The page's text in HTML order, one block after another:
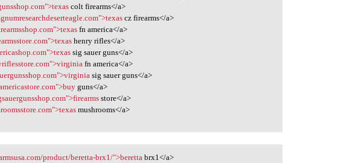
colt firearms</a>
cz firearms</a>
fn america</a>
henry rifles</a>
sig sauer guns</a>
fn america</a>
sig sauer guns</a>
guns</a>
store</a>
mushrooms</a>
product/beretta-brx1/">beretta brx1</a>